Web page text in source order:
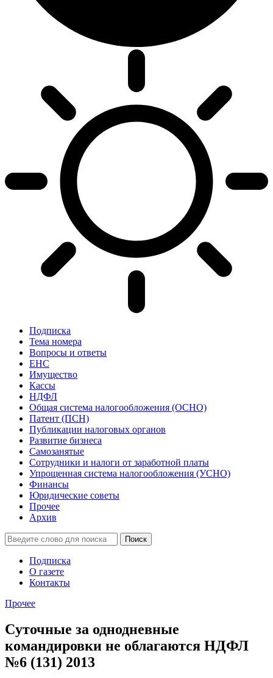
Подписка
Тема номера
Вопросы и ответы
ЕНС
Имущество
Кассы
НДФЛ
Общая система налогообложения (ОСНО)
Патент (ПСН)
Публикации налоговых органов
Развитие бизнеса
Самозанятые
Сотрудники и налоги от заработной платы
Упрощенная система налогообложения (УСНО)
Финансы
Юридические советы
Прочее
Архив
Подписка
О газете
Контакты
Прочее
Cуточные за однодневные
командировки не облагаются НДФЛ
№6 (131) 2013